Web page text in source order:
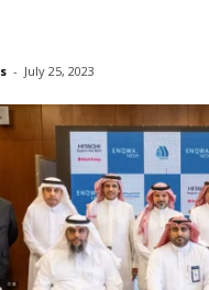
- July 25, 2023